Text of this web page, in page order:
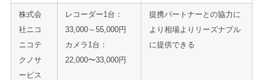
株式会
社ニコ
ニコテ
クノサ
ービス
レコーダー1台：
33,000～55,000円
カメラ1台：
22,000〜33,000円
提携パートナーとの協力に
より相場よりリーズナブル
に提供できる